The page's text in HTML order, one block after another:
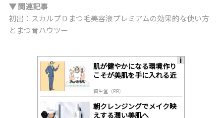
▼ 関連記事
初出：スカルプＤまつ毛美容液プレミアムの効果的な使い方
とまつ育ハウツー
肌が健やかになる環境作り
こそが美肌を手に入れる近
資生堂（PR）
朝クレンジングでメイク映
えする潤い美肌へ